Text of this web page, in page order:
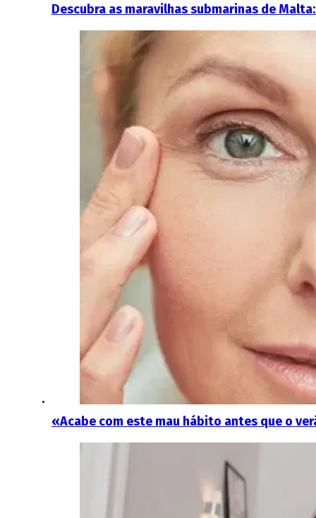
Descubra as maravilhas submarinas de
«Acabe com este mau hábito antes que o